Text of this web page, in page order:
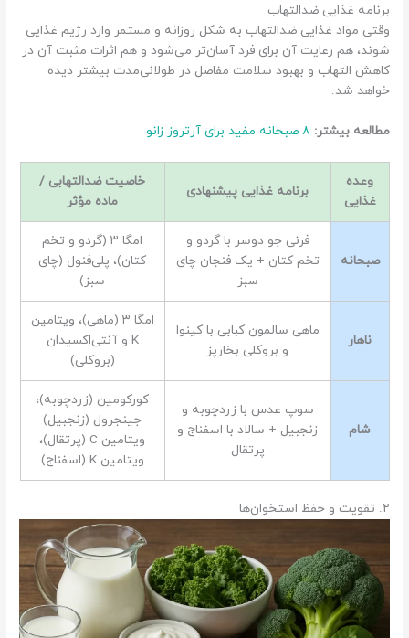
برنامه غذایی ضدالتهاب
وقتی مواد غذایی ضدالتهاب به شکل روزانه و مستمر وارد رژیم غذایی
شوند، هم رعایت آن برای فرد آسان‌تر می‌شود و هم اثرات مثبت آن در
کاهش التهاب و بهبود سلامت مفاصل در طولانی‌مدت بیشتر دیده
خواهد شد.
مطالعه بیشتر: ۸ صبحانه مفید برای آرتروز زانو
وعده
غذایی
برنامه غذایی پیشنهادی
خاصیت ضدالتهابی /
ماده مؤثر
صبحانه
فرنی جو دوسر با گردو و
تخم کتان + یک فنجان چای
سبز
امگا ۳ (گردو و تخم
کتان)، پلی‌فنول (چای
سبز)
ناهار
ماهی سالمون کبابی با کینوا
و بروکلی بخارپز
امگا ۳ (ماهی)، ویتامین
K و آنتی‌اکسیدان
(بروکلی)
شام
سوپ عدس با زردچوبه و
زنجبیل + سالاد با اسفناج و
پرتقال
کورکومین (زردچوبه)،
جینجرول (زنجبیل)
ویتامین C (پرتقال)،
ویتامین K (اسفناج)
۲. تقویت و حفظ استخوان‌ها